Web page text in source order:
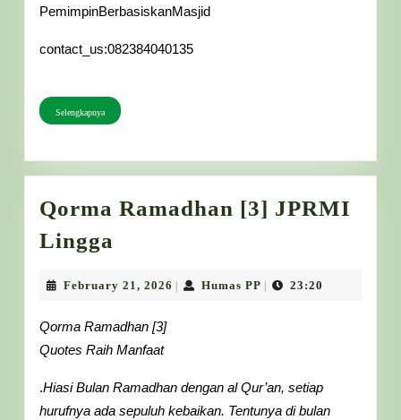
PemimpinBerbasiskanMasjid
contact_us:082384040135
Selengkapnya
Selengkapnya
Qorma Ramadhan [3] JPRMI
Lingga
[3]
JPRMI
Lingga
February 21, 2026 FebruaryHumas PPHumas23:20
Qorma Ramadhan [3]
Quotes Raih Manfaat
.Hiasi Bulan Ramadhan dengan al Qur’an, setiap
hurufnya ada sepuluh kebaikan. Tentunya di bulan